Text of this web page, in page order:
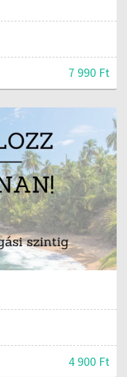
7 990 Ft
4 900 Ft